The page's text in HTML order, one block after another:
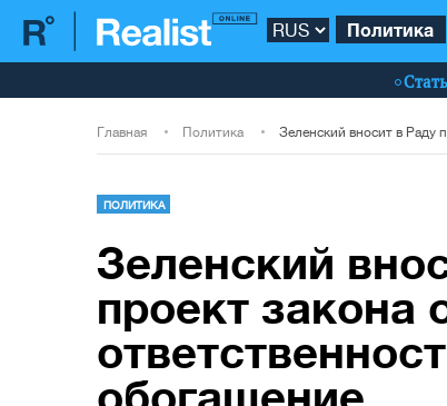
Политика
Главная Политика
ПОЛИТИКА
Зеленский
проект закона